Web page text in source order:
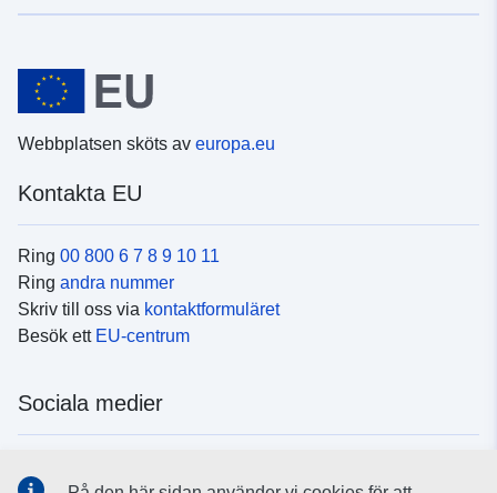
Webbplatsen sköts av europa.eu
Kontakta EU
Ring 00 800 6 7 8 9 10 11
Ring andra nummer
Skriv till oss via kontaktformuläret
Besök ett EU-centrum
Sociala medier